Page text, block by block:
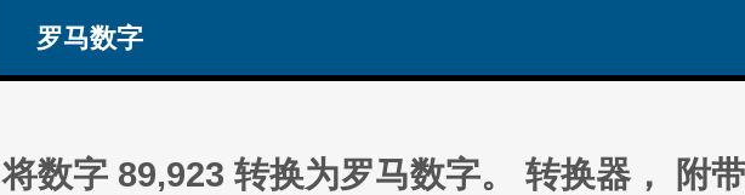
罗马数字
将数字 89,923 转换为罗马数字。 转换器， 附